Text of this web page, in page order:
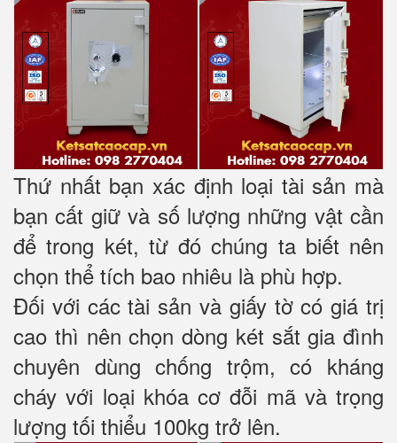
Thứ nhất bạn xác định loại tài sản mà
bạn cất giữ và số lượng những vật cần
để trong két, từ đó chúng ta biết nên
chọn thể tích bao nhiêu là phù hợp.
Đối với các tài sản và giấy tờ có giá trị
cao thì nên chọn dòng két sắt gia đình
chuyên dùng chống trộm, có kháng
cháy với loại khóa cơ đỗi mã và trọng
lượng tối thiểu 100kg trở lên.